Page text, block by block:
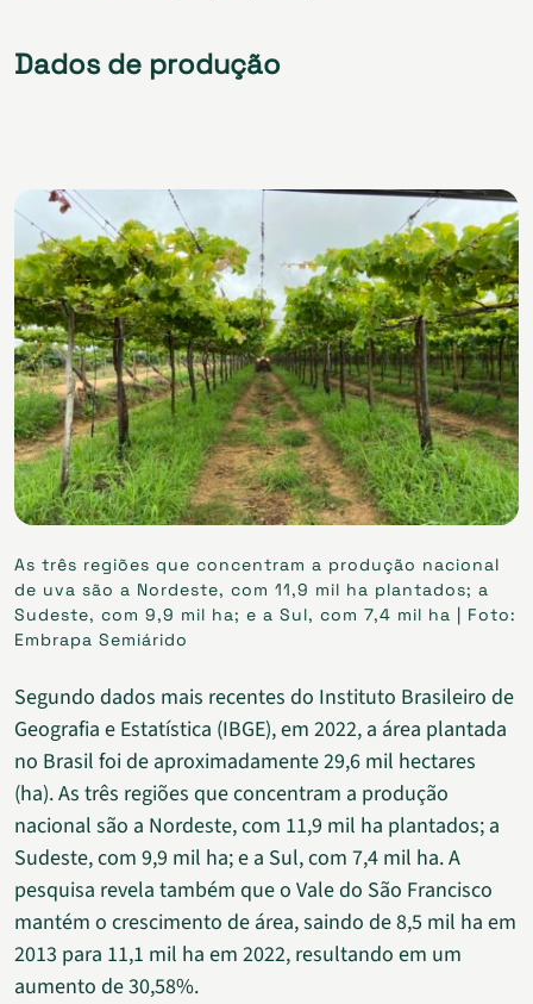
Dados de produção
As três regiões que concentram a produção nacional
de uva são a Nordeste, com 11,9 mil ha plantados; a
Sudeste, com 9,9 mil ha; e a Sul, com 7,4 mil ha | Foto:
Embrapa Semiárido
Segundo dados mais recentes do Instituto Brasileiro de
Geografia e Estatística (IBGE), em 2022, a área plantada
no Brasil foi de aproximadamente 29,6 mil hectares
(ha). As três regiões que concentram a produção
nacional são a Nordeste, com 11,9 mil ha plantados; a
Sudeste, com 9,9 mil ha; e a Sul, com 7,4 mil ha. A
pesquisa revela também que o Vale do São Francisco
mantém o crescimento de área, saindo de 8,5 mil ha em
2013 para 11,1 mil ha em 2022, resultando em um
aumento de 30,58%.